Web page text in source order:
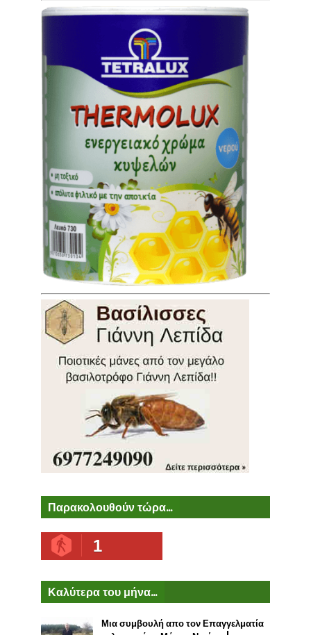
Παρακολουθούν τώρα...
1
Καλύτερα του μήνα...
Μια συμβουλή απο τον Επαγγελματία